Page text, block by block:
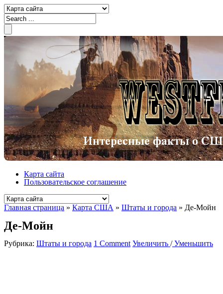
Карта сайта
Пользовательское соглашение
Главная страница » Карта США » Штаты и города » Де-Мойн
Де-Мойн
Рубрика: Штаты и города 1 Comment Увеличить /Уменьшить